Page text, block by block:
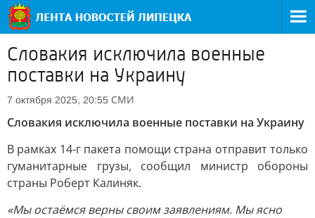
Словакия исключила военные
поставки на Украину
7 октября 2025, 20:55 СМИ
Словакия исключила военные поставки на Украину
В рамках 14-г пакета помощи страна отправит только
гуманитарные грузы, сообщил министр обороны
страны Роберт Калиняк.
«Мы остаёмся верны своим заявлениям. Мы ясно